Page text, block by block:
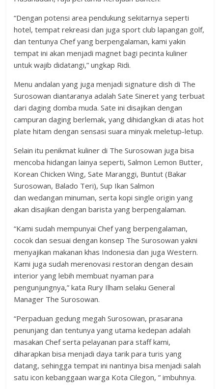
“Dengan potensi area pendukung sekitarnya seperti
hotel, tempat rekreasi dan juga sport club lapangan golf,
dan tentunya Chef yang berpengalaman, kami yakin
tempat ini akan menjadi magnet bagi pecinta kuliner
untuk wajib didatangi,” ungkap Ridi.
Menu andalan yang juga menjadi signature dish di The
Surosowan diantaranya adalah Sate Sineret yang terbuat
dari daging domba muda. Sate ini disajikan dengan
campuran daging berlemak, yang dihidangkan di atas hot
plate hitam dengan sensasi suara minyak meletup-letup.
Selain itu penikmat kuliner di The Surosowan juga bisa
mencoba hidangan lainya seperti, Salmon Lemon Butter,
Korean Chicken Wing, Sate Maranggi, Buntut (Bakar
Surosowan, Balado Teri), Sup Ikan Salmon
dan wedangan minuman, serta kopi single origin yang
akan disajikan dengan barista yang berpengalaman.
“Kami sudah mempunyai Chef yang berpengalaman,
cocok dan sesuai dengan konsep The Surosowan yakni
menyajikan makanan khas Indonesia dan juga Western.
Kami juga sudah merenovasi restoran dengan desain
interior yang lebih membuat nyaman para
pengunjungnya,” kata Rury Ilham selaku General
Manager The Surosowan.
“Perpaduan gedung megah Surosowan, prasarana
penunjang dan tentunya yang utama kedepan adalah
masakan Chef serta pelayanan para staff kami,
diharapkan bisa menjadi daya tarik para turis yang
datang, sehingga tempat ini nantinya bisa menjadi salah
satu icon kebanggaan warga Kota Cilegon, ” imbuhnya.